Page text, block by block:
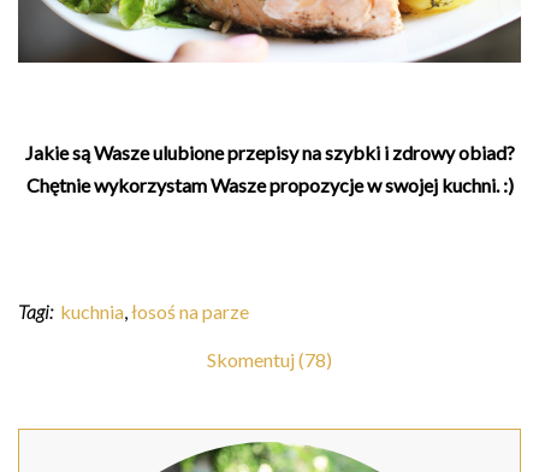
Jakie są Wasze ulubione przepisy na szybki i zdrowy obiad?
Chętnie wykorzystam Wasze propozycje w swojej kuchni. :)
Tagi: kuchnia,łosoś na parze
Skomentuj (78)